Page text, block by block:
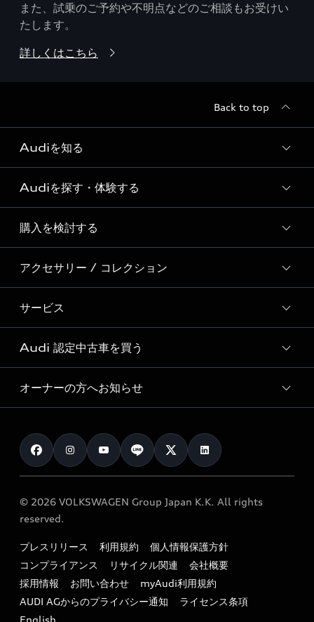
また、試乗のご予約や不明点などのご相談もお受けい
たします。
詳しくはこちら
Back to top
Audiを知る
Audi ブランド
Story of Progress
Audi Sport
Formula 1®
デジタルサービス
Audiを探す・体験する
ディーラー検索
新車在庫検索
試乗車・展示車検索
見積り依頼
試乗予約
購入を検討する
モデル一覧
特別仕様モデル / 限定モデル
e-tronラインアップ
価格シミュレーション
車両比較
カタログ一覧
アクセサリー / コレクション
純正アクセサリー
オンラインショップ
Audi collection
アウディナビアプリ
サービス
サービス入庫予約
サービスプログラム
メンテナンス
車検 / 定期点検
e-tronアフターサポート
myAudi
Audi 認定中古車を買う
Audi認定中古車
クオリティ
保証
メンテナンス
ファイナンス
キャンペーン / イベント
買取査定
オーナーの方へお知らせ
お知らせ
オーナー様向けキャンペーン
特定整備適用車一覧
リサイクル法
よくある質問（FAQ）
© 2026 VOLKSWAGEN Group Japan K.K. All rights
reserved.
プレスリリース 利用規約
個人情報保護方針
コンプライアンス
リサイクル関連
会社概要
採用情報
お問い合わせ
myAudi利用規約
AUDI AGからのプライバシー通知
ライセンス条項
English